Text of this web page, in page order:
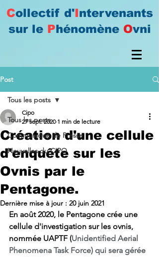
Collectif d'Intervenants
sur le Phénomène Ovni
Post
Tous les posts
Communiqué de Presse
Nouvelles du CIPO
Tous les posts
Création d'une cellule
d'enquête sur les
Ovnis par le
Pentagone.
Cipo
27 sept. 2020 1 min de lecture
Dernière mise à jour : 20 juin 2021
En août 2020, le Pentagone crée une
cellule d'investigation sur les ovnis,
nommée UAPTF (Unidentified Aerial
Phenomena Task Force) qui sera gérée